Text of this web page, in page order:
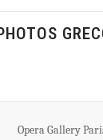
Opera Gallery